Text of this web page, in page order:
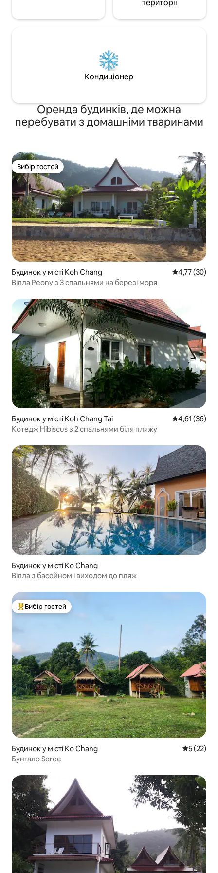
території
Кондиціонер
Оренда будинків, де можна
перебувати з домашніми тваринами
Вибір гостей
Вибір гостей
Будинок у місті Koh Chang Середня
4,77 (30)
Вілла Peony з 3 спальнями на березі моря
Будинок у місті Koh Chang Tai Середня
4,61 (36)
Котедж Hibiscus з 2 спальнями біля пляжу
Будинок у місті Ko Chang
Вілла з басейном і виходом до пляж
Топ вибір гостей
Вибір гостей
Будинок у місті Ko Chang Середня
5 (22)
Бунгало Seree